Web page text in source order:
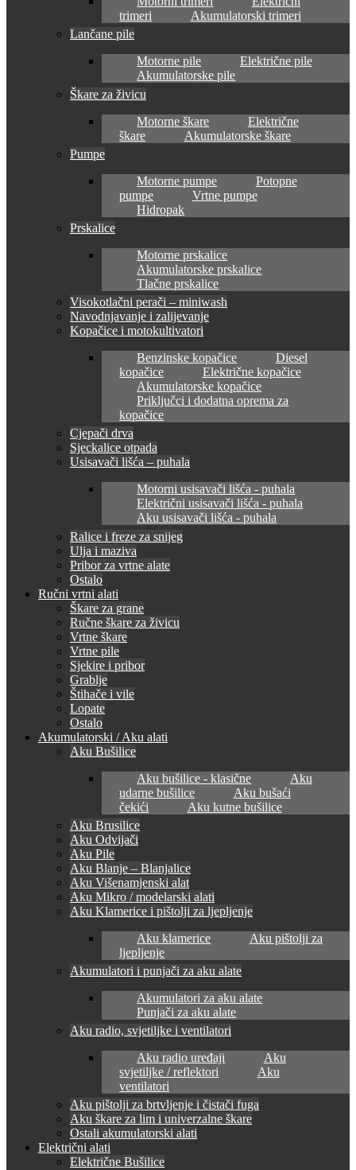
trimeri
Akumulatorski trimeri
Lančane pile
Motorne pile
Električne pile
Akumulatorske pile
Škare za živicu
Motorne škare
Električne
škare
Akumulatorske škare
Pumpe
Motorne pumpe
Potopne
pumpe
Vrtne pumpe
Hidropak
Prskalice
Motorne prskalice
Akumulatorske prskalice
Tlačne prskalice
Visokotlačni perači – miniwash
Navodnjavanje i zalijevanje
Kopačice i motokultivatori
Benzinske kopačice
Diesel
kopačice
Električne kopačice
Akumulatorske kopačice
Priključci i dodatna oprema za
kopačice
Cjepači drva
Sjeckalice otpada
Usisavači lišća – puhala
Motorni usisavači lišća - puhala
Električni usisavači lišća - puhala
Aku usisavači lišća - puhala
Ralice i freze za snijeg
Ulja i maziva
Pribor za vrtne alate
Ostalo
Ručni vrtni alati
Škare za grane
Ručne škare za živicu
Vrtne škare
Vrtne pile
Sjekire i pribor
Grablje
Štihače i vile
Lopate
Ostalo
Akumulatorski / Aku alati
Aku Bušilice
Aku bušilice - klasične
Aku
udarne bušilice
Aku bušaći
čekići
Aku kutne bušilice
Aku Brusilice
Aku Odvijači
Aku Pile
Aku Blanje – Blanjalice
Aku Višenamjenski alat
Aku Mikro / modelarski alati
Aku Klamerice i pištolji za ljepljenje
Aku klamerice
Aku pištolji za
ljepljenje
Akumulatori i punjači za aku alate
Akumulatori za aku alate
Punjači za aku alate
Aku radio, svjetiljke i ventilatori
Aku radio uređaji
Aku
svjetiljke / reflektori
Aku
ventilatori
Aku pištolji za brtvljenje i čistači fuga
Aku škare za lim i univerzalne škare
Ostali akumulatorski alati
Električni alati
Električne Bušilice